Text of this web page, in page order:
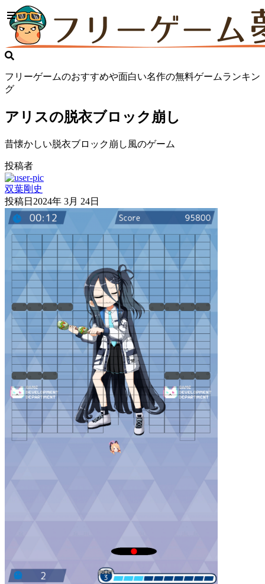
フリーゲームのおすすめや面白い名作の無料ゲームランキン
グ
アリスの脱衣ブロック崩し
昔懐かしい脱衣ブロック崩し風のゲーム
投稿者
双葉剛史
投稿日 2024年 3月 24日